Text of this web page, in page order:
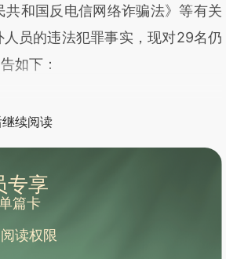
共和国反电信网络诈骗法》等有关
员的违法犯罪事实，现对29名仍
如下：
继续阅读
专享
篇卡
读权限